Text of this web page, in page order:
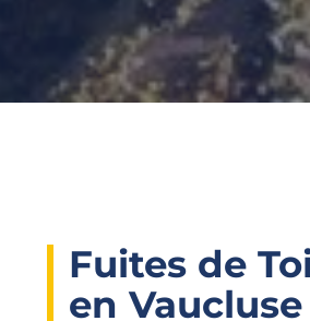
Fuites de
en Vaucluse